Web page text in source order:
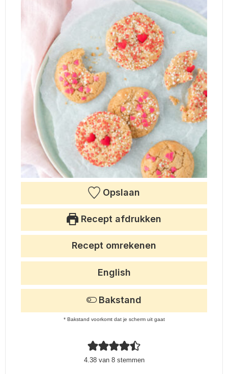
Opslaan
Recept afdrukken
4.38van 8stemmen
Recept omrekenen
English
Bakstand
* Bakstand voorkomt dat je scherm uit gaat